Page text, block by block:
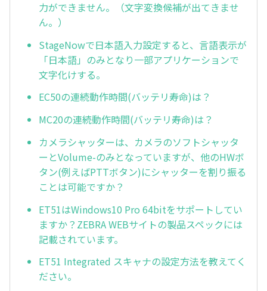
力ができません。（文字変換候補が出てきませ
ん。）
StageNowで日本語入力設定すると、言語表示が
「日本語」のみとなり一部アプリケーションで
文字化けする。
EC50の連続動作時間(バッテリ寿命)は？
MC20の連続動作時間(バッテリ寿命)は？
カメラシャッターは、カメラのソフトシャッタ
ーとVolume-のみとなっていますが、他のHWボ
タン(例えばPTTボタン)にシャッターを割り振る
ことは可能ですか？
ET51はWindows10 Pro 64bitをサポートしてい
ますか？ZEBRA WEBサイトの製品スペックには
記載されています。
ET51 Integrated スキャナの設定方法を教えてく
ださい。